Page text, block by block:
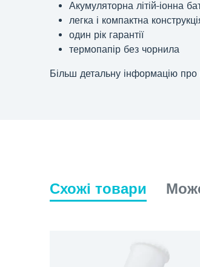
Акумуляторна літій-іонна
легка і компактна
один рік гарантії
термопапір без чорнила
Більш детальну інформацію
Схожі товари